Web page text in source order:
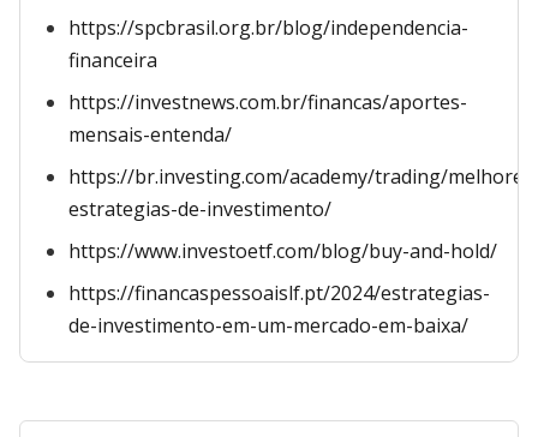
https://spcbrasil.org.br/blog/independencia-
financeira
https://investnews.com.br/financas/aportes-
mensais-entenda/
https://br.investing.com/academy/trading/
estrategias-de-investimento/
https://www.investoetf.com/blog/buy-and-hold/
https://financaspessoaislf.pt/2024/estrategias-
de-investimento-em-um-mercado-em-baixa/